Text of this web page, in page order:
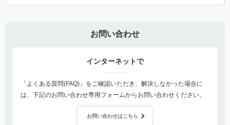
お問い合わせ
インターネットで
「よくある質問(FAQ)」をご確認いただき、解決しなかった場合に
は、下記のお問い合わせ専用フォームからお問い合わせください。
お問い合わせはこちら